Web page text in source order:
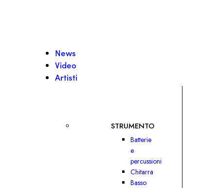
News
Video
Artisti
STRUMENTO
Batterie
e
percussioni
Chitarra
Basso